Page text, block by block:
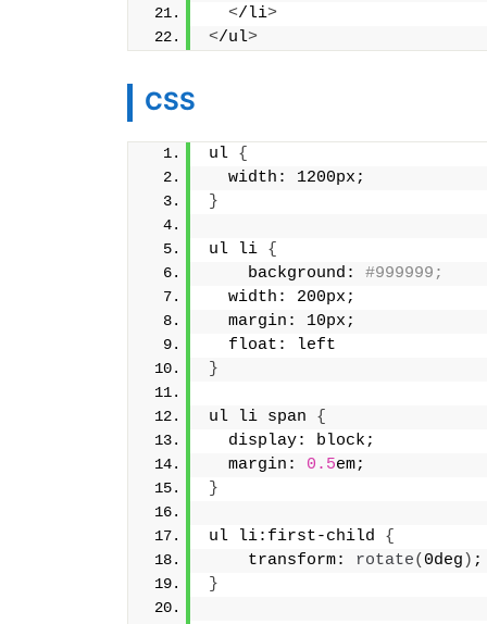
</li>
</ul>
CSS
ul {
  width: 1200px;
}
ul li {
    background:
#999999;
  width: 200px;
  margin: 10px;
  float: left
}
ul li span {
  display: block;
  margin:
0.5em;
}
ul li:first-child {
    transform:
rotate( 0deg ) ;
}